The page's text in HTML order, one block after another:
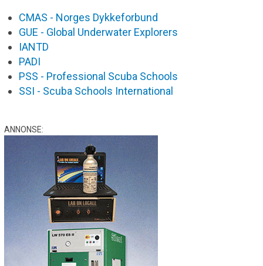
CMAS - Norges Dykkeforbund
GUE - Global Underwater Explorers
IANTD
PADI
PSS - Professional Scuba Schools
SSI - Scuba Schools International
ANNONSE: